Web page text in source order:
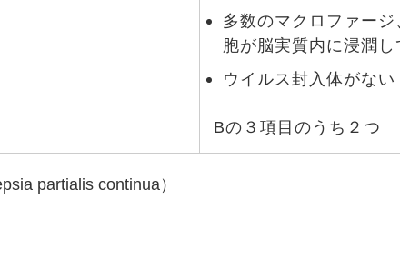
多数のマクロファー
胞が脳実質内に浸潤
ウイルス封入体がない
Bの３項目のうち２つ
partialis continua）